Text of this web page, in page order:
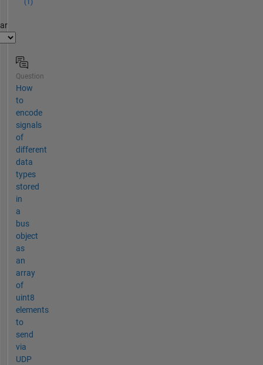
(1)
Question
How
to
encode
signals
of
different
data
types
stored
in
a
bus
object
as
an
array
of
uint8
elements
to
send
via
UDP